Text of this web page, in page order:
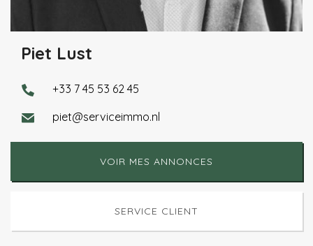
Piet Lust
+33 7 45 53 62 45
piet@serviceimmo.nl
VOIR MES ANNONCES
SERVICE CLIENT